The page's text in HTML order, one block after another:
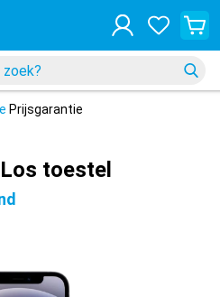
Prijsgarantie
toestel